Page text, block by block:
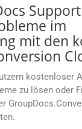
im
mit den
kostenloser
zu lösen oder